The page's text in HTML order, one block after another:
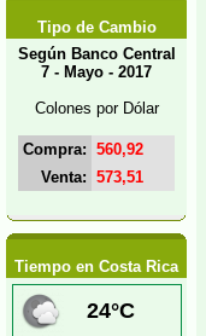
Tipo de Cambio
Según Banco Central
7 - Mayo - 2017
Colones por Dólar
Compra: 560,92
Venta: 573,51
Tiempo en Costa Rica